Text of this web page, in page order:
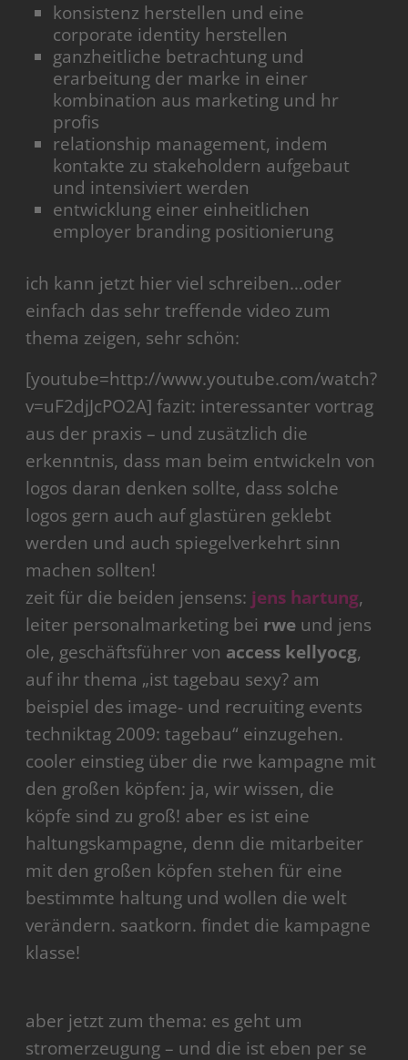
konsistenz herstellen und eine
corporate identity herstellen
ganzheitliche betrachtung und
erarbeitung der marke in einer
kombination aus marketing und hr
profis
relationship management, indem
kontakte zu stakeholdern aufgebaut
und intensiviert werden
entwicklung einer einheitlichen
employer branding positionierung
ich kann jetzt hier viel schreiben…oder
einfach das sehr treffende video zum
thema zeigen, sehr schön:
[youtube=http://www.youtube.com/watch?
v=uF2djJcPO2A] fazit: interessanter vortrag
aus der praxis – und zusätzlich die
erkenntnis, dass man beim entwickeln von
logos daran denken sollte, dass solche
logos gern auch auf glastüren geklebt
werden und auch spiegelverkehrt sinn
machen sollten!
zeit für die beiden jensens: jens hartung,
leiter personalmarketing bei rwe und jens
ole, geschäftsführer von access kellyocg,
auf ihr thema „ist tagebau sexy? am
beispiel des image- und recruiting events
techniktag 2009: tagebau“ einzugehen.
cooler einstieg über die rwe kampagne mit
den großen köpfen: ja, wir wissen, die
köpfe sind zu groß! aber es ist eine
haltungskampagne, denn die mitarbeiter
mit den großen köpfen stehen für eine
bestimmte haltung und wollen die welt
verändern. saatkorn. findet die kampagne
klasse!
aber jetzt zum thema: es geht um
stromerzeugung – und die ist eben per se